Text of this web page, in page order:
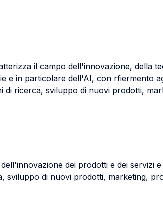
il campo dell'innovazione, della
e in particolare dell'AI, con rfiermento
di ricerca, sviluppo di nuovi prodotti,
dei prodotti e dei servizi
sviluppo di nuovi prodotti, marketing,